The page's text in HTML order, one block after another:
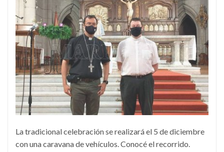
La tradicional celebración se realizará el 5 de diciembre
con una caravana de vehículos. Conocé el recorrido.